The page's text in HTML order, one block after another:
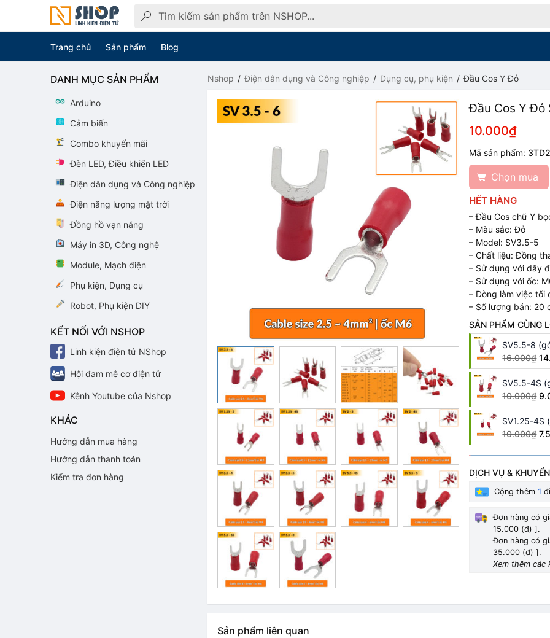
Trang chủ Sản phẩm Blog
Nshop Điện dân dụng và Công nghiệp Dụng cụ, phụ kiện Đầu Cos Y Đỏ
Đầu Cos Y
10.000₫
Mã sản phẩm:
Chọn mua
HẾT HÀNG
– Đầu Cos chữ Y
– Màu sắc: Đỏ
– Model: SV3.5-5
– Chất liệu: Đồng
– Sử dụng với dây
– Sử dụng với ốc:
– Dòng làm việc tối
– Số lượng bán: 20
SẢN PHẨM CÙNG
SV5.5-8
16.000₫
SV5.5-4S
10.000₫
SV1.25-4S
10.000₫
cái)
10.000₫
cái)
10.000₫
SV1.25-3
50 cái)
DỊCH VỤ &
Cộng thêm1
Đơn hàng có
15.000 (đ) ].
Đơn hàng có
35.000 (đ) ].
Xem thêm các
Sản phẩm liên quan
DANH MỤC SẢN PHẨM
Arduino
Cảm biến
Combo khuyến mãi
Đèn LED, Điều khiển LED
Điện dân dụng và Công nghiệp
Điện năng lượng mặt trời
Đồng hồ vạn năng
Máy in 3D, Công nghệ
Module, Mạch điện
Phụ kiện, Dụng cụ
Robot, Phụ kiện DIY
KẾT NỐI VỚI NSHOP
Linh kiện điện tử NShop
Hội đam mê cơ điện tử
Kênh Youtube của Nshop
KHÁC
Hướng dẫn mua hàng
Hướng dẫn thanh toán
Kiểm tra đơn hàng